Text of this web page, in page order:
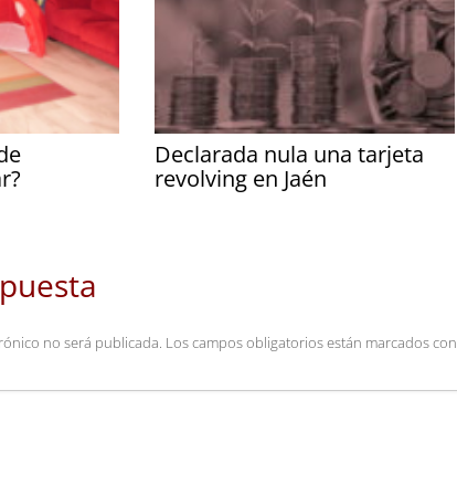
Declarada nula una tarjeta
revolving en Jaén
no será publicada. Los campos obligatorios están marcados con